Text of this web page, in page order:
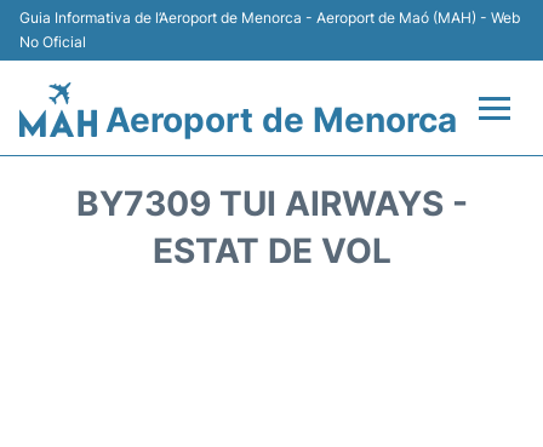
Guia Informativa de l’Aeroport de Menorca - Aeroport de Maó (MAH) - Web
No Oficial
Aeroport de Menorca
BY7309 TUI AIRWAYS -
ESTAT DE VOL